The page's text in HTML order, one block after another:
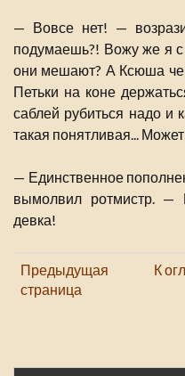
— Вовсе нет! —
подумаешь?! Вожу же я с
они мешают? А Ксюша
Петьки на коне
саблей рубиться надо и
такая понятливая...
— Единственное
вымолвил ротмистр. —
девка!
Предыдущая
страница
К